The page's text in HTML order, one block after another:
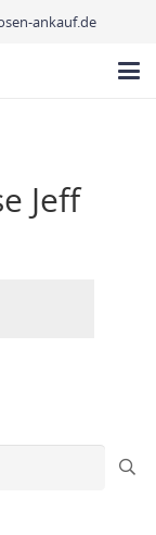
ankauf.de
Jeff